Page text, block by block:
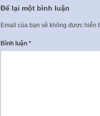
Để lại một bình luận
Email của bạn sẽ không được hiển
Bình luận *